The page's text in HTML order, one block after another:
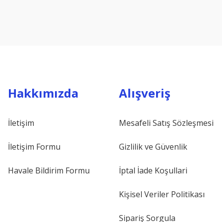
Hakkımızda
İletişim
İletişim Formu
Havale Bildirim Formu
Alışveriş
Mesafeli Satış Sözleşmesi
Gizlilik ve Güvenlik
İptal İade Koşullari
Kişisel Veriler Politikası
Sipariş Sorgula